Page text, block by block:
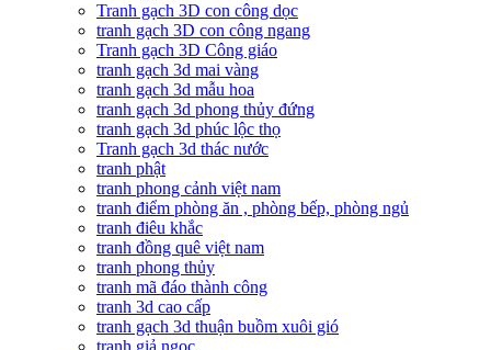
Tranh gạch 3D con công dọc
tranh gạch 3D con công ngang
Tranh gạch 3D Công giáo
tranh gạch 3d mai vàng
tranh gạch 3d mẫu hoa
tranh gạch 3d phong thủy đứng
tranh gạch 3d phúc lộc thọ
Tranh gạch 3d thác nước
tranh phật
tranh phong cảnh việt nam
tranh điểm phòng ăn , phòng bếp, phòng ngủ
tranh điêu khắc
tranh đồng quê việt nam
tranh phong thủy
tranh mã đáo thành công
tranh 3d cao cấp
tranh gạch 3d thuận buồm xuôi gió